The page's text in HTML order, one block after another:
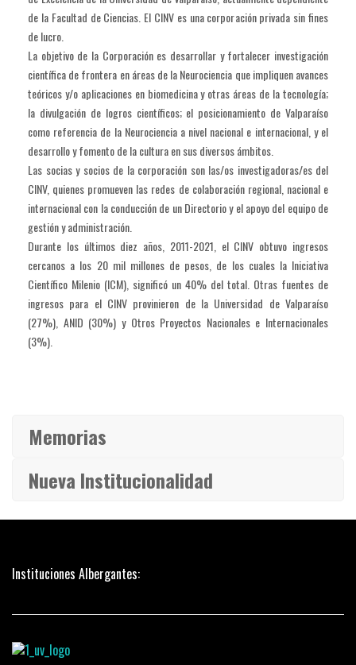
de la Facultad de Ciencias. El CINV es una corporación privada sin fines
de lucro.
La objetivo de la Corporación es desarrollar y fortalecer investigación
científica de frontera en áreas de la Neurociencia que impliquen avances
teóricos y/o aplicaciones en biomedicina y otras áreas de la tecnología;
la divulgación de logros científicos; el posicionamiento de Valparaíso
como referencia de la Neurociencia a nivel nacional e internacional, y el
desarrollo y fomento de la cultura en sus diversos ámbitos.
Las socias y socios de la corporación son las/os investigadoras/es del
CINV, quienes promueven las redes de colaboración regional, nacional e
internacional con la conducción de un Directorio y el apoyo del equipo de
gestión y administración.
Durante los últimos diez años, 2011-2021, el CINV obtuvo ingresos
cercanos a los 20 mil millones de pesos, de los cuales la Iniciativa
Científico Milenio (ICM), significó un 40% del total. Otras fuentes de
ingresos para el CINV provinieron de la Universidad de Valparaíso
(27%), ANID (30%) y Otros Proyectos Nacionales e Internacionales
(3%).
Memorias
Nueva Institucionalidad
Instituciones Albergantes: